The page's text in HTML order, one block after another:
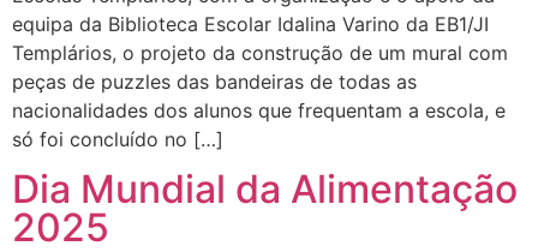
equipa da Biblioteca Escolar Idalina Varino da EB1/JI
Templários, o projeto da construção de um mural com
peças de puzzles das bandeiras de todas as
nacionalidades dos alunos que frequentam a escola, e
só foi concluído no […]
Dia Mundial da Alimentação
2025